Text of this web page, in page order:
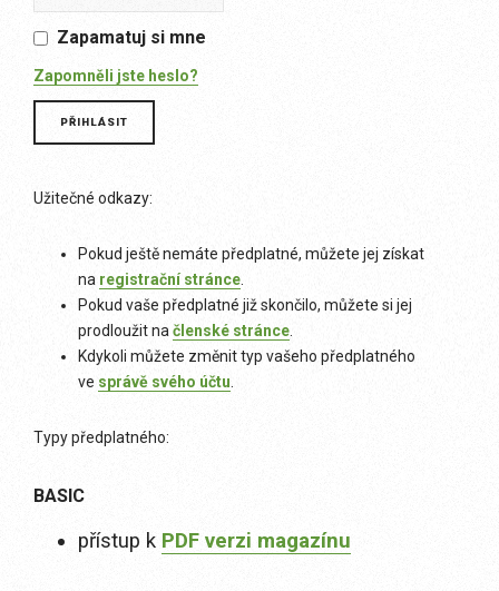
Zapamatuj si mne
Zapomněli jste heslo?
Užitečné odkazy:
Pokud ještě nemáte předplatné, můžete jej získat
na registrační stránce
Pokud vaše předplatné již skončilo, můžete si jej
prodloužit na členské stránce
Kdykoli můžete změnit typ vašeho předplatného
ve správě svého účtu
Typy předplatného:
BASIC
přístup k PDF verzi magazínu